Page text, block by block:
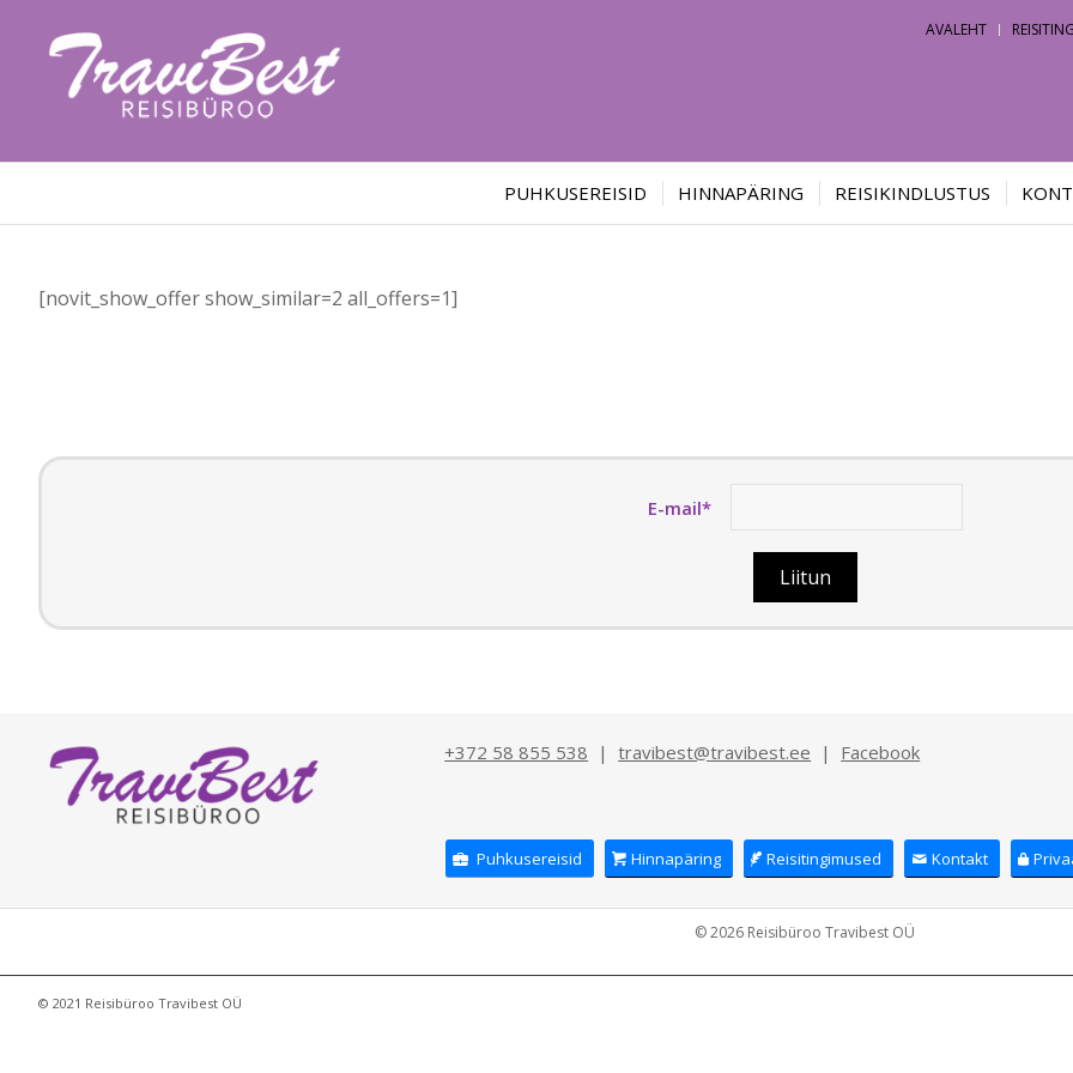
AVALEHT
PUHKUSEREISID HINNAPÄRING REISIKINDLUSTUS
[novit_show_offer show_similar=2 all_offers=1]
E-mail*
+372 58 855 538 |travibest@travibest.ee | Facebook
Puhkusereisid Hinnapäring Reisitingimused Kontakt
© 2026 Reisibüroo Travibest OÜ
© 2021 Reisibüroo Travibest OÜ